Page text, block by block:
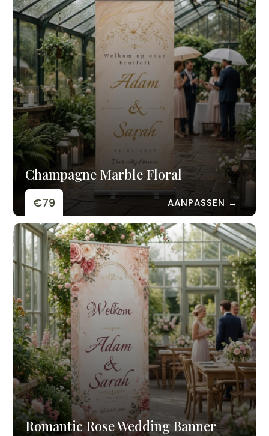
Champagne Marble Floral
€79 AANPASSEN →
Romantic Rose Wedding Banner